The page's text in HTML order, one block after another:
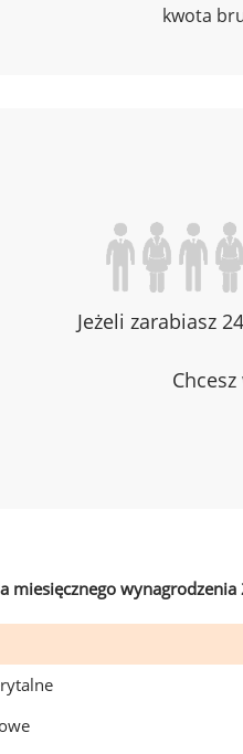
kwota
Jeżeli zarabiasz
miesięcznego